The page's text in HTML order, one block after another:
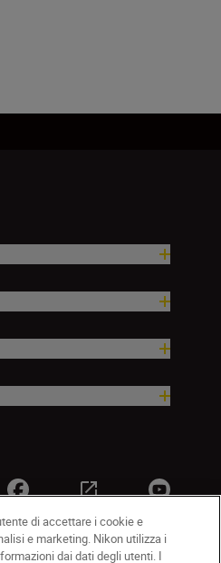
di accettare i cookie e
e marketing. Nikon utilizza i
dai dati degli utenti. I